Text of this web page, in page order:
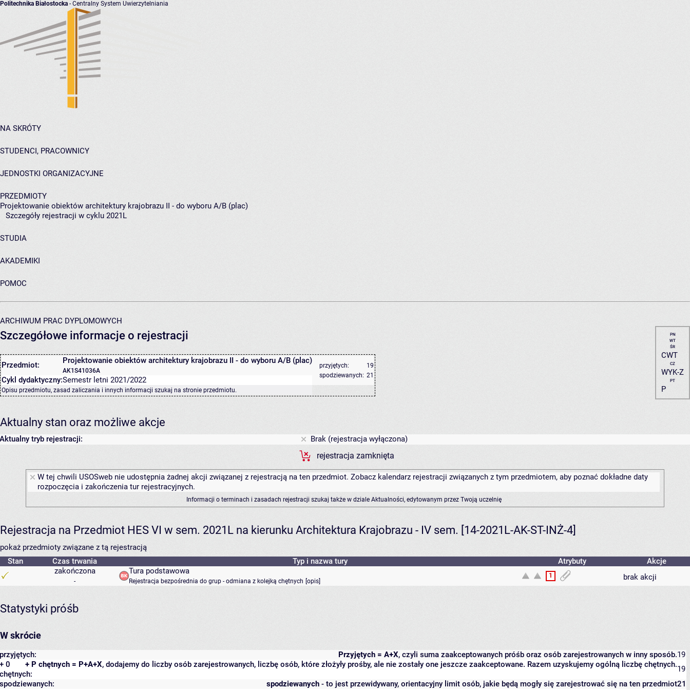
Politechnika Białostocka - Centralny System Uwierzytelniania
NA SKRÓTY
STUDENCI, PRACOWNICY
JEDNOSTKI ORGANIZACYJNE
PRZEDMIOTY
Projektowanie obiektów architektury krajobrazu II - do wyboru A/B (plac)
Szczegóły rejestracji w cyklu 2021L
STUDIA
AKADEMIKI
POMOC
ARCHIWUM PRAC DYPLOMOWYCH
Szczegółowe informacje o rejestracji
Przedmiot: Projektowanie obiektów architektury krajobrazu II - do wyboru A/B (plac)
AK1S41036A
przyjętych:
19
spodziewanych: 21
Cykl dydaktyczny:Semestr letni 2021/2022
Opisu przedmiotu, zasad zaliczania i innych informacji szukaj na stronie przedmiotu.
PN
WT
ŚR
CWT
CZ
WYK-Z
PT
P
Aktualny stan oraz możliwe akcje
Aktualny tryb rejestracji:
Brak (rejestracja wyłączona)
rejestracja zamknięta
W tej chwili USOSweb nie udostępnia żadnej akcji związanej z rejestracją na ten przedmiot. Zobacz kalendarz rejestracji związanych z tym przedmiotem, aby poznać dokładne daty
rozpoczęcia i zakończenia tur rejestracyjnych.
Informacji o terminach i zasadach rejestracji szukaj także w dziale Aktualności, edytowanym przez Twoją uczelnię
Rejestracja na Przedmiot HES VI w sem. 2021L na kierunku Architektura Krajobrazu - IV sem. [14-2021L-AK-ST-INŻ-4]
pokaż przedmioty związane z tą rejestracją
Stan
Czas trwania Typ i nazwa tury Atrybuty
Akcje
zakończona
-
Tura podstawowa
Rejestracja bezpośrednia do grup - odmiana z kolejką chętnych [opis]
1 brak akcji
Statystyki próśb
W skrócie
Przyjętych = A+X, czyli suma zaakceptowanych próśb oraz osób zarejestrowanych w inny sposób.
przyjętych:
19
+ P chętnych = P+A+X, dodajemy do liczby osób zarejestrowanych, liczbę osób, które złożyły prośby, ale nie zostały one jeszcze zaakceptowane. Razem uzyskujemy ogólną liczbę chętnych.
+ 0
chętnych:
19
spodziewanych - to jest przewidywany, orientacyjny limit osób, jakie będą mogły się zarejestrować się na ten przedmiot
spodziewanych:
21